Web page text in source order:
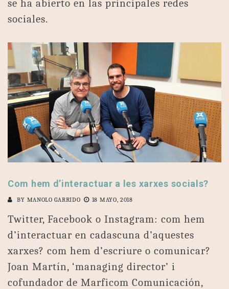
se ha abierto en las principales redes
sociales.
Com hem d’interactuar a les xarxes socials?
BY MANOLO GARRIDO 18 MAYO, 2018
Twitter, Facebook o Instagram: com hem
d’interactuar en cadascuna d’aquestes
xarxes? com hem d’escriure o comunicar?
Joan Martín, ‘managing director’ i
cofundador de Marficom Comunicación,